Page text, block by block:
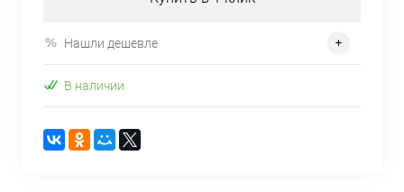
Нашли дешевле
В наличии